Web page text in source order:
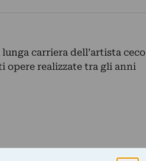
carriera dell’artista ceco
opere realizzate tra gli anni